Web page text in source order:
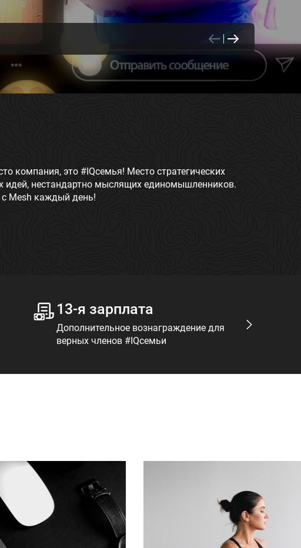
компания, это #IQсемья! Место стратегических
идей, нестандартно мыслящих единомышленников.
Mesh каждый день!
13-я зарплата
Дополнительное вознаграждение для
верных членов #IQсемьи